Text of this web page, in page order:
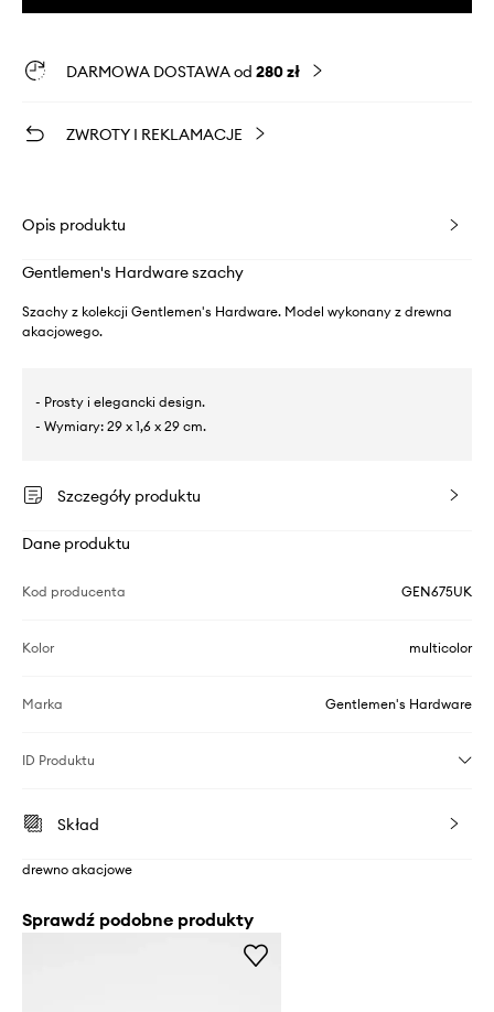
DARMOWA DOSTAWA od 280 zł
ZWROTY I REKLAMACJE
Opis produktu
Gentlemen's Hardware szachy
Szachy z kolekcji Gentlemen's Hardware. Model wykonany z drewna
akacjowego.
- Prosty i elegancki design.
- Wymiary: 29 x 1,6 x 29 cm.
Szczegóły produktu
Dane produktu
Kod producenta GEN675UK
Kolor multicolor
Marka Gentlemen's Hardware
ID Produktu
Skład
drewno akacjowe
Sprawdź podobne produkty